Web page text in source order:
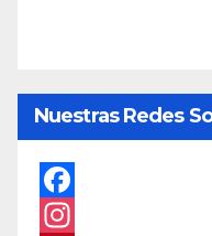
Nuestras Redes
F